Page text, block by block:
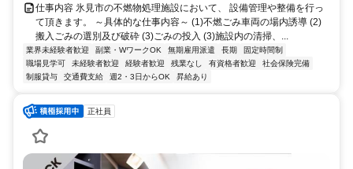
仕事内容 氷見市の不燃物処理施設において、 設備管理や整備を行っ
て頂きます。 ～具体的な仕事内容～ (1)不燃ごみ車両の場内誘導 (2)
搬入ごみの選別及び破砕 (3)ごみの投入 (3)施設内の清掃、...
業界未経験者歓迎 副業・WワークOK 無期雇用派遣 長期
固定時間制
職場見学可
未経験者歓迎 経験者歓迎 残業なし 有資格者歓迎
社会保険完備
制服貸与
交通費支給 週2・3日からOK 昇給あり
正社員